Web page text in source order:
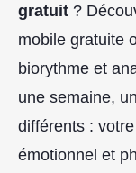
gratuit ?
mobile gratuite
biorythme et
une semaine,
différents :
émotionnel et